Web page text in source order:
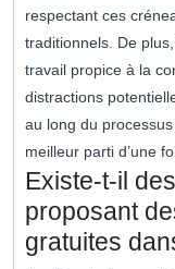
respectant ces
traditionnels. De
travail propice à la
distractions
au long du
meilleur parti d’une
Existe-t-il
proposant
gratuites